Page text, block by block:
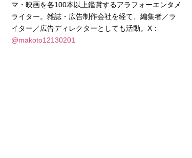
マ・映画を各100本以上鑑賞するアラフォーエンタメ
ライター。雑誌・広告制作会社を経て、編集者／ラ
イター／広告ディレクターとしても活動。X：
@makoto12130201